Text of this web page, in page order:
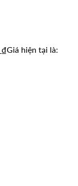
₫Giá hiện tại là: